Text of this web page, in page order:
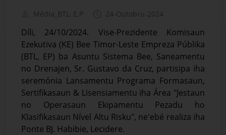
Média_BTL, E.P 24-Outobru-2024
Díli, 24/10/2024. Vise-Prezidente Komisaun
Ezekutiva (KE) Bee Timor-Leste Empreza Públika
(BTL, EP) ba Asuntu Sistema Bee, Saneamentu
no Drenajen, Sr. Gustavo da Cruz, partisipa iha
seremónia Lansamentu Programa Formasaun,
Sertifikasaun & Lisensiamentu iha Área "Jestaun
no Operasaun Ekipamentu Pezadu ho
Klasifikasaun Nível Altu Risku", ne'ebé realiza iha
Ponte BJ. Habibie, Lecidere.